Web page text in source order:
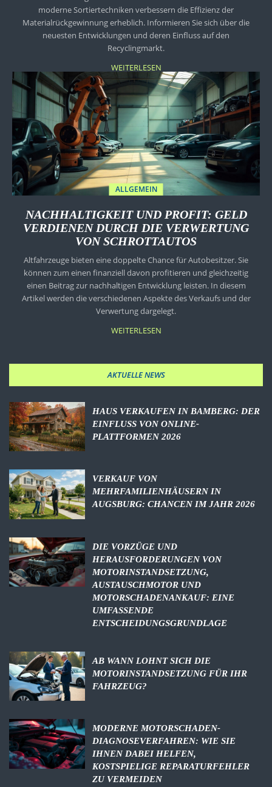
moderne Sortiertechniken verbessern die Effizienz der
Materialrückgewinnung erheblich. Informieren Sie sich über die
neuesten Entwicklungen und deren Einfluss auf den
Recyclingmarkt.
WEITERLESEN
ALLGEMEIN
NACHHALTIGKEIT UND PROFIT: GELD
VERDIENEN DURCH DIE VERWERTUNG
VON SCHROTTAUTOS
Altfahrzeuge bieten eine doppelte Chance für Autobesitzer. Sie
können zum einen finanziell davon profitieren und gleichzeitig
einen Beitrag zur nachhaltigen Entwicklung leisten. In diesem
Artikel werden die verschiedenen Aspekte des Verkaufs und der
Verwertung dargelegt.
WEITERLESEN
AKTUELLE NEWS
HAUS VERKAUFEN IN BAMBERG: DER
EINFLUSS VON ONLINE-
PLATTFORMEN 2026
VERKAUF VON
MEHRFAMILIENHÄUSERN IN
AUGSBURG: CHANCEN IM JAHR 2026
DIE VORZÜGE UND
HERAUSFORDERUNGEN VON
MOTORINSTANDSETZUNG,
AUSTAUSCHMOTOR UND
MOTORSCHADENANKAUF: EINE
UMFASSENDE
ENTSCHEIDUNGSGRUNDLAGE
AB WANN LOHNT SICH DIE
MOTORINSTANDSETZUNG FÜR IHR
FAHRZEUG?
MODERNE MOTORSCHADEN-
DIAGNOSEVERFAHREN: WIE SIE
IHNEN DABEI HELFEN,
KOSTSPIELIGE REPARATURFEHLER
ZU VERMEIDEN